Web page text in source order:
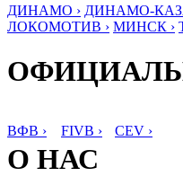
ДИНАМО › ДИНАМО-
ЛОКОМОТИВ › МИНСК ›
ВФВ › FIVB › CEV ›
О НАС